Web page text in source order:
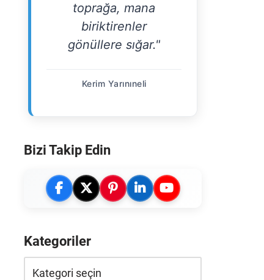
toprağa, mana
biriktirenler
gönüllere sığar."
Kerim Yarınıneli
Bizi Takip Edin
Kategoriler